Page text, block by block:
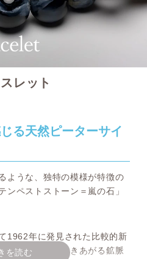
レット
る天然ピーターサイ
ような、独特の模様が特徴の
ンペストストーン＝嵐の石」
を読む
1962年に発見された比較的新
ホークアイができあがる鉱脈